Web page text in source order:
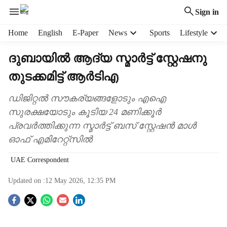
Sign in
Home English E-Paper News Sports Lifestyle
ദുബായിൽ ആദ്യ സ്മാർട്ട് സ്റ്റേഷനു
തുടക്കമിട്ട് ആർടിഎ
ഡിജിറ്റൽ സൗകര്യങ്ങളോടും എഐ
സുരക്ഷയോടും കൂടിയ 24 മണിക്കൂർ
പ്രവർത്തിക്കുന്ന സ്മാർട്ട് ബസ് സ്റ്റേഷൻ മാൾ
ഓഫ് എമിറേറ്റ്‌സിൽ
UAE Correspondent
Updated on :12 May 2026, 12:35 PM
S